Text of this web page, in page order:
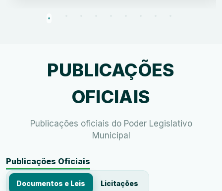
PUBLICAÇÕES
OFICIAIS
Publicações oficiais do Poder Legislativo
Municipal
Publicações Oficiais
Documentos e Leis Licitações